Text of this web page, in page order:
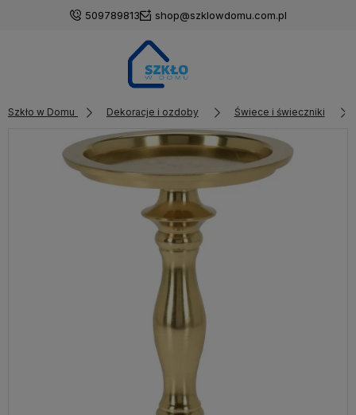
509789813 shop@szklowdomu.com.pl
Szkło w Domu Dekoracje i ozdoby Świece i świeczniki